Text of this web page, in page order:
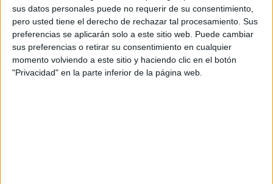
sus datos personales puede no requerir de su consentimiento,
pero usted tiene el derecho de rechazar tal procesamiento. Sus
preferencias se aplicarán solo a este sitio web. Puede cambiar
sus preferencias o retirar su consentimiento en cualquier
momento volviendo a este sitio y haciendo clic en el botón
"Privacidad" en la parte inferior de la página web.